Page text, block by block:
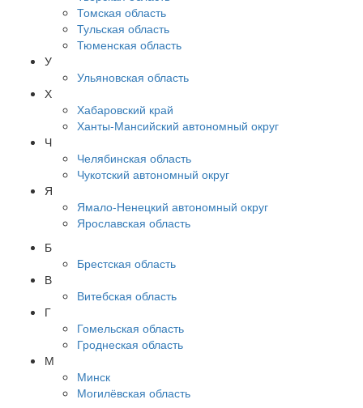
Томская область
Тульская область
Тюменская область
У
Ульяновская область
Х
Хабаровский край
Ханты-Мансийский автономный округ
Ч
Челябинская область
Чукотский автономный округ
Я
Ямало-Ненецкий автономный округ
Ярославская область
Б
Брестская область
В
Витебская область
Г
Гомельская область
Гроднеская область
М
Минск
Могилёвская область